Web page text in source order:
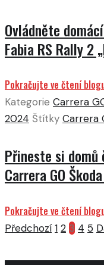
Ovládněte
Fabia RS Rally 2
Pokračujte ve čtení
Kategorie Carrera
2024 Štítky Carrera
Přineste si
Carrera GO
Pokračujte ve čtení
Předchozí 1 2 3 4 5